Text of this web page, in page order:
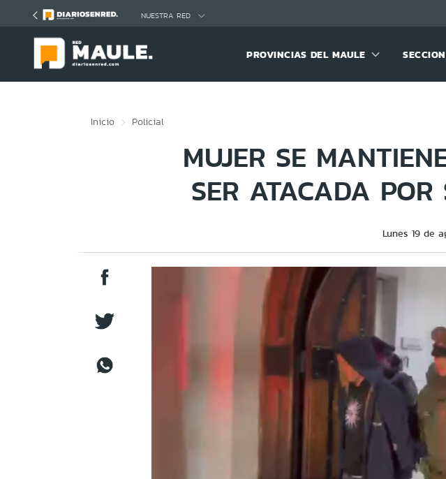
NUESTRA RED
PROVINCIAS DEL MAULE
Inicio Policial
MUJER SE
SER ATACADA
Lunes 19 de